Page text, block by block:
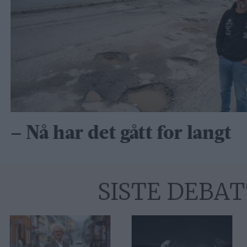
– Nå har det gått for langt
SISTE